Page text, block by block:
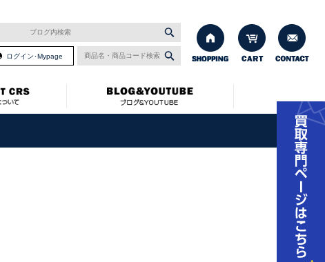
ログイン･Mypage